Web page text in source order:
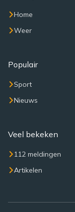
Home
Weer
Populair
Sport
Nieuws
Veel bekeken
112 meldingen
Artikelen